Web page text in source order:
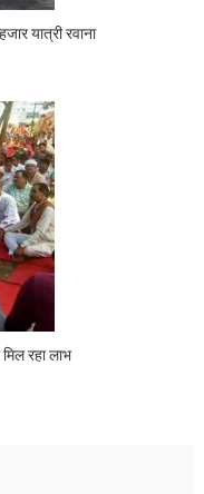
यात्री रवाना
रहा लाभ